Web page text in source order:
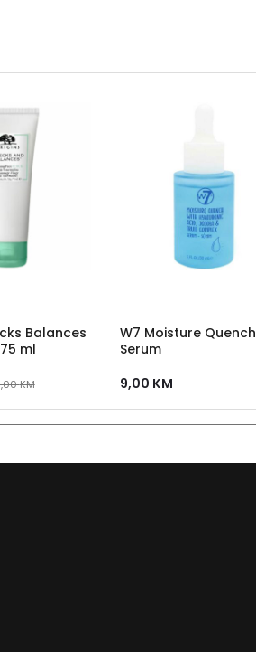
Balances
ml
KM
W7 Moisture Quench
Serum
9,00 KM